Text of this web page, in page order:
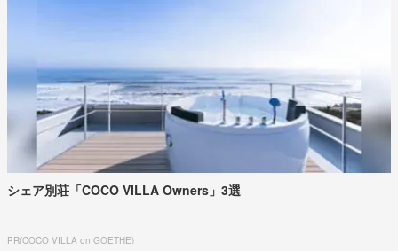
シェア別荘「COCO VILLA Owners」3選
PR(COCO VILLA on GOETHE)